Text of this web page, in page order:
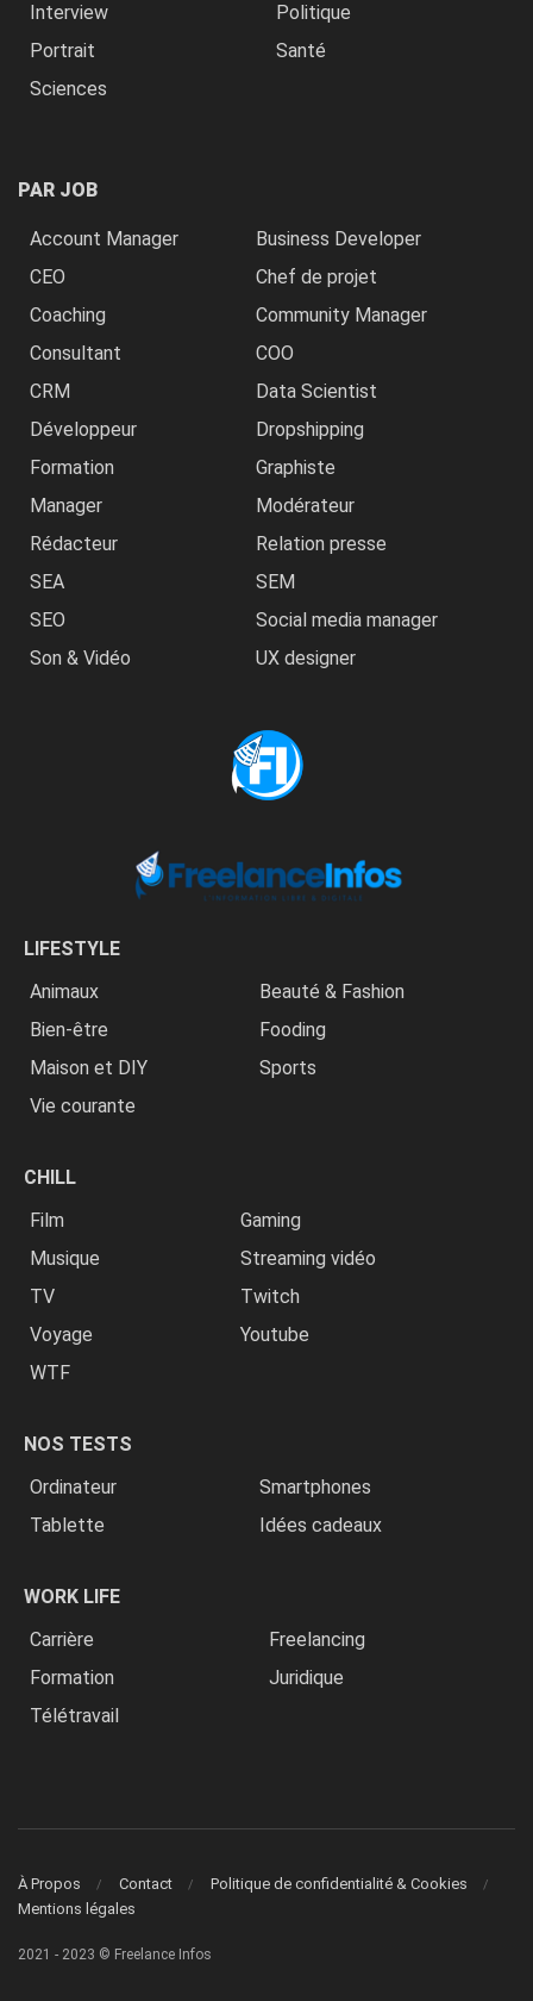
Interview
Politique
Portrait
Santé
Sciences
PAR JOB
Account Manager
Business Developer
CEO
Chef de projet
Coaching
Community Manager
Consultant
COO
CRM
Data Scientist
Développeur
Dropshipping
Formation
Graphiste
Manager
Modérateur
Rédacteur
Relation presse
SEA
SEM
SEO
Social media manager
Son & Vidéo
UX designer
LIFESTYLE
Animaux
Beauté & Fashion
Bien-être
Fooding
Maison et DIY
Sports
Vie courante
CHILL
Film
Gaming
Musique
Streaming vidéo
TV
Twitch
Voyage
Youtube
WTF
NOS TESTS
Ordinateur
Smartphones
Tablette
Idées cadeaux
WORK LIFE
Carrière
Freelancing
Formation
Juridique
Télétravail
À Propos Contact
Politique de confidentialité & Cookies
Mentions légales
2021 - 2023 © Freelance Infos